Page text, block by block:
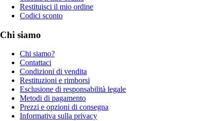
Restituisci il mio ordine
Codici sconto
Chi siamo
Chi siamo?
Contattaci
Condizioni di vendita
Restituzioni e rimborsi
Esclusione di responsabilità legale
Metodi di pagamento
Prezzi e opzioni di consegna
Informativa sulla privacy